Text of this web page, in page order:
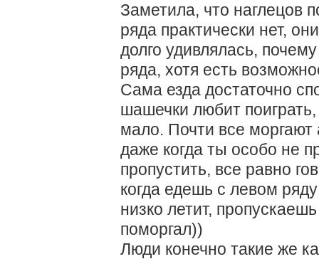
Заметила, что наглецов
ряда практически нет,
долго удивлялась,
ряда, хотя есть
Сама езда достаточно
шашечки любит
мало. Почти все моргают
даже когда ты особо не
пропустить, все равно
когда едешь с левом
низко летит,
поморгал))
Люди конечно такие же